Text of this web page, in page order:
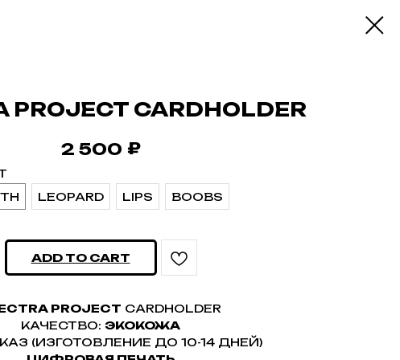
PROJECT CARDHOLDER
2 500 ₽
LEOPARD LIPS BOOBS
ADD TO CART
PROJECT CARDHOLDER
КАЧЕСТВО: ЭКОКОЖА
(ИЗГОТОВЛЕНИЕ ДО 10-14 ДНЕЙ)